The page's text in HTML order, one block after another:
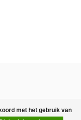
met het gebruik van
byLightspeed- Theme by